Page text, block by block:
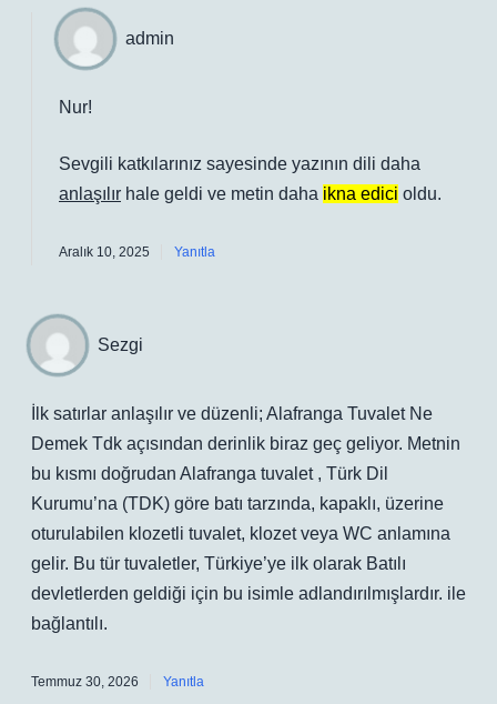
admin
Nur!
Sevgili katkılarınız sayesinde yazının dili daha
anlaşılır hale geldi ve metin daha ikna edici oldu.
Aralık 10, 2025 Yanıtla
Sezgi
İlk satırlar anlaşılır ve düzenli; Alafranga Tuvalet Ne
Demek Tdk açısından derinlik biraz geç geliyor. Metnin
bu kısmı doğrudan Alafranga tuvalet , Türk Dil
Kurumu’na (TDK) göre batı tarzında, kapaklı, üzerine
oturulabilen klozetli tuvalet, klozet veya WC anlamına
gelir. Bu tür tuvaletler, Türkiye’ye ilk olarak Batılı
devletlerden geldiği için bu isimle adlandırılmışlardır. ile
bağlantılı.
Temmuz 30, 2026 Yanıtla